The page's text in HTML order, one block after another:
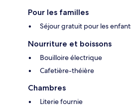
Pour les familles
Séjour gratuit pour les
Nourriture et boissons
Bouilloire électrique
Cafetière-théière
Chambres
Literie fournie